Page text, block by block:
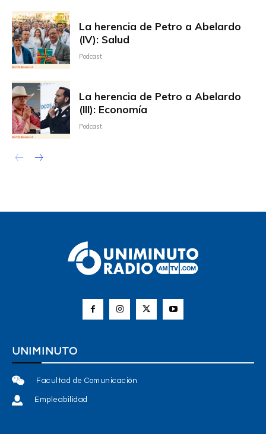
La herencia de Petro a Abelardo
(IV): Salud
Podcast
La herencia de Petro a Abelardo
(III): Economía
Podcast
UNIMINUTO
Facultad de Comunicación
Empleabilidad